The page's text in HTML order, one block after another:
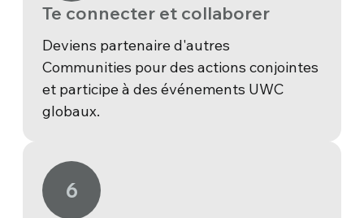
Te connecter et collaborer
Deviens partenaire d'autres
Communities pour des actions conjointes
et participe à des événements UWC
globaux.
6